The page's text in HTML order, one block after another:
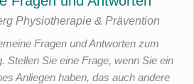
Physiotherapie & Prävention
Fragen und Antworten zum
Stellen Sie eine Frage, wenn Sie ein
Anliegen haben, das auch andere